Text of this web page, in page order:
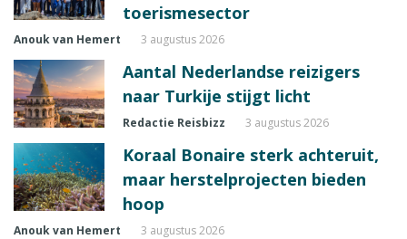
toerismesector
Anouk van Hemert 3 augustus 2026
Aantal Nederlandse reizigers
naar Turkije stijgt licht
Redactie Reisbizz 3 augustus 2026
Koraal Bonaire sterk achteruit,
maar herstelprojecten bieden
hoop
Anouk van Hemert 3 augustus 2026